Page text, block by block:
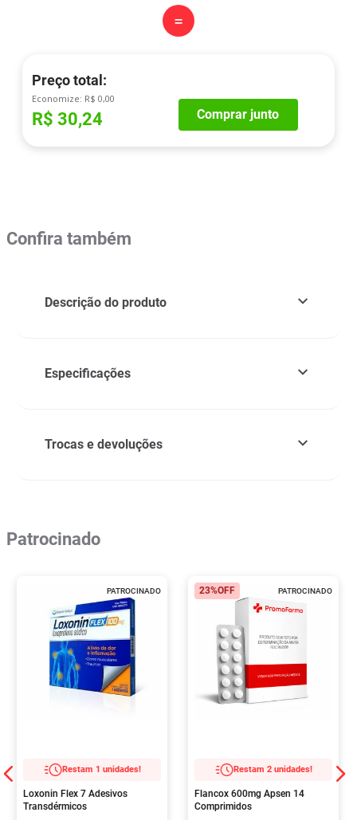
=
Preço total:
Economize: R$ 0,00
R$ 30,24 Comprar junto
Confira também
Descrição do produto
Especificações
Trocas e devoluções
Patrocinado
PATROCINADO
Restam 1 unidades!
Loxonin Flex 7 Adesivos
Transdérmicos
PATROCINADO
23%OFF
Restam 2 unidades!
Flancox 600mg Apsen 14
Comprimidos